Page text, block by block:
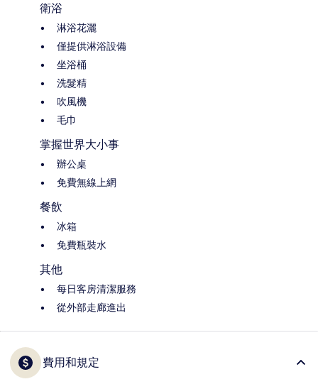
衛浴
淋浴花灑
僅提供淋浴設備
坐浴桶
洗髮精
吹風機
毛巾
掌握世界大小事
辦公桌
免費無線上網
餐飲
冰箱
免費瓶裝水
其他
每日客房清潔服務
從外部走廊進出
費用和規定